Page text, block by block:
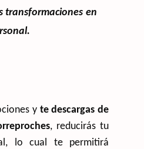
transformaciones en
y te descargas de
, reducirás tu
lo cual te permitirá